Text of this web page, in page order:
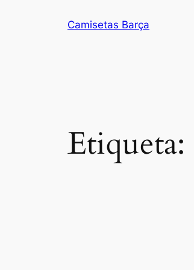
Camisetas Barça
Etiqueta: